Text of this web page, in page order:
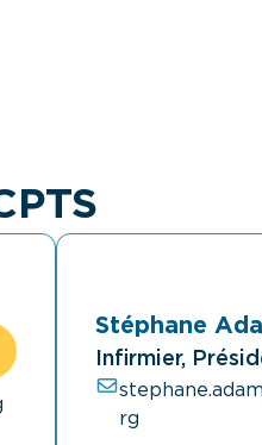
Stéphane
Infirmier,
rg